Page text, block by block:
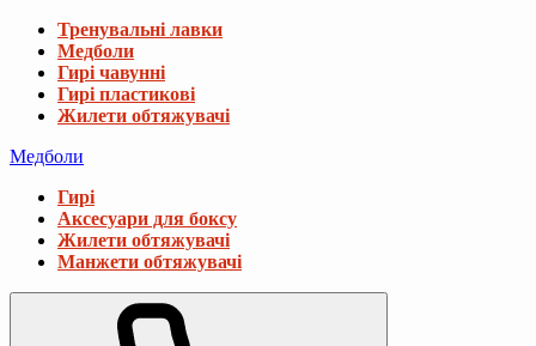
Тренувальні лавки
Медболи
Гирі чавунні
Гирі пластикові
Жилети обтяжувачі
Медболи
Гирі
Аксесуари для боксу
Жилети обтяжувачі
Манжети обтяжувачі